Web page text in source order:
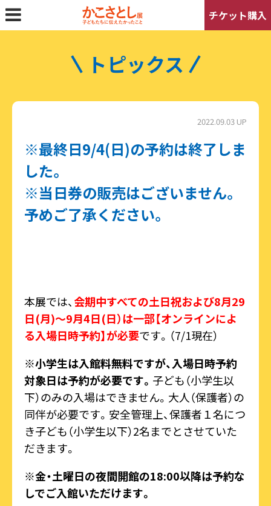
チケット購入
トピックス
2022.09.03 UP
※最終日9/4(日)の予約は終了しま
した。
※当日券の販売はございません。
予めご了承ください。
本展では、会期中すべての土日祝および8月29
日(月)～9月4日(日）は一部【オンラインによ
る入場日時予約】が必要です。（7/1現在）
※小学生は入館料無料ですが、入場日時予約
対象日は予約が必要です。 子ども（小学生以
下）のみの入場はできません。大人（保護者）の
同伴が必要です。安全管理上、保護者１名につ
き子ども（小学生以下）2名までとさせていた
だきます。
※金・土曜日の夜間開館の18:00以降は予約な
しでご入館いただけます。